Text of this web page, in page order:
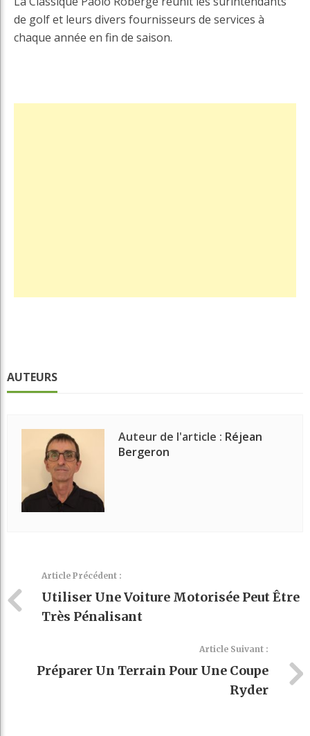
de golf et leurs divers fournisseurs de services à
chaque année en fin de saison.
AUTEURS
Auteur de l'article : Réjean
Bergeron
Article Précédent :
Utiliser Une Voiture Motorisée Peut Être
Très Pénalisant
Article Suivant :
Préparer Un Terrain Pour Une Coupe
Ryder